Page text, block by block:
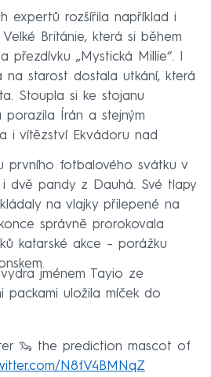
expertů rozšířila například i
Británie, která si během
přezdívku „Mystická Millie“. I
starost dostala utkání, která
Stoupla si ke stojanu
porazila Írán a stejným
i vítězství Ekvádoru nad
prvního fotbalového svátku v
i dvě pandy z Dauhá. Své tlapy
na vlajky přilepené na
správně prorokovala
katarské akce – porážku
jménem Tayio ze
packami uložila míček do
🦦 the prediction mascot of
N8fV4BMNqZ